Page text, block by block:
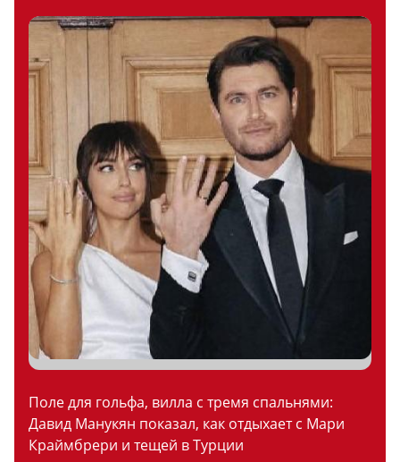
Поле для гольфа, вилла с тремя спальнями:
Давид Манукян показал, как отдыхает с Мари
Краймбрери и тещей в Турции